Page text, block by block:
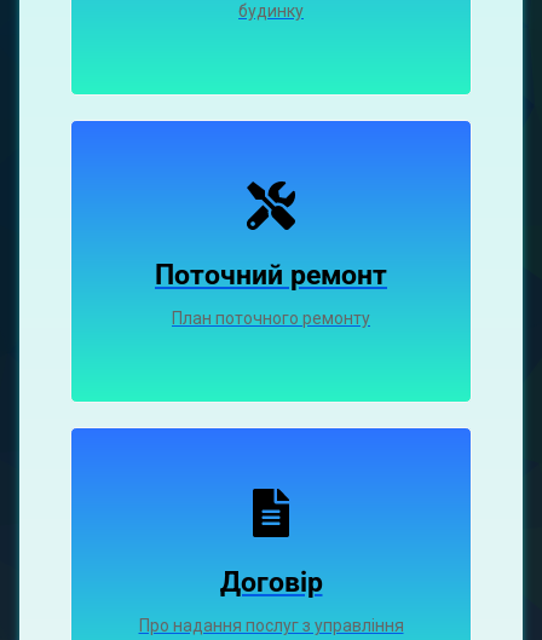
будинку
Поточний ремонт
План поточного ремонту
Договір
Про надання послуг з управління